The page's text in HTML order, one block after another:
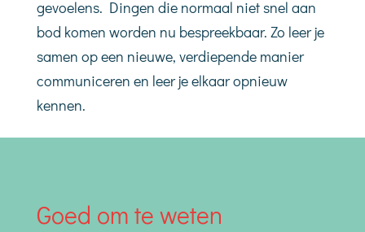
gevoelens. Dingen die normaal niet snel aan
bod komen worden nu bespreekbaar. Zo leer je
samen op een nieuwe, verdiepende manier
communiceren en leer je elkaar opnieuw
kennen.
Goed om te weten